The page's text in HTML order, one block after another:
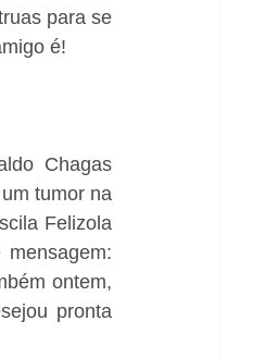
para se
é!
Chagas
tumor na
Felizola
ontem,
pronta